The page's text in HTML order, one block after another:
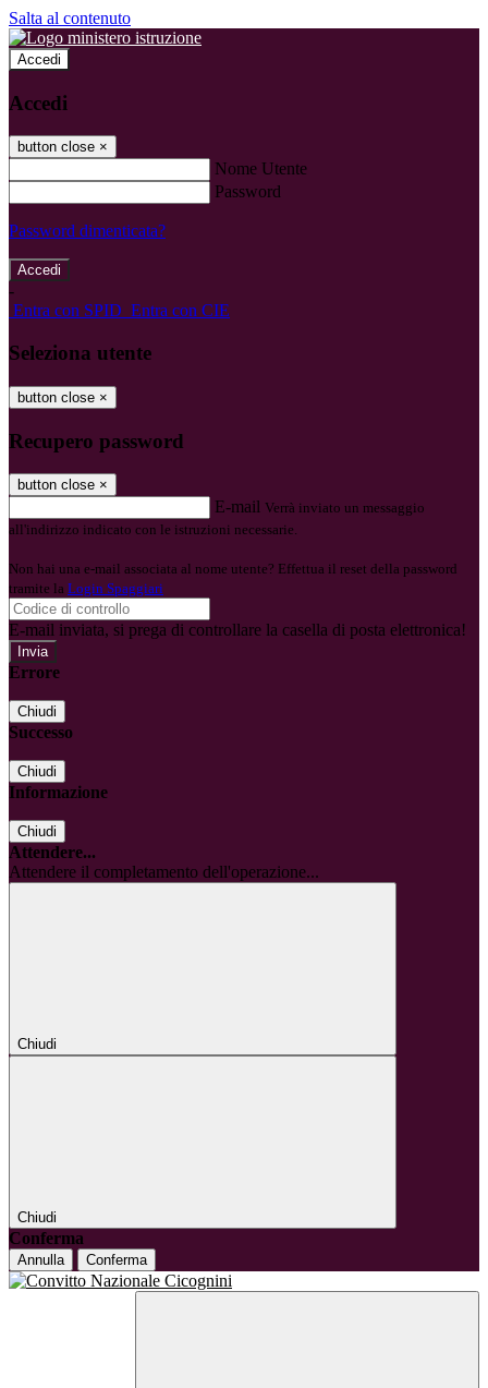
Salta al contenuto
Accedi
Accedi
button close ×
Nome Utente
Password
Password dimenticata?
-
Entra con SPID Entra con CIE
Seleziona utente
button close ×
Recupero password
button close ×
E-mail Verrà inviato un messaggio
all'indirizzo indicato con le istruzioni necessarie.
Non hai una e-mail associata al nome utente? Effettua il reset della password
tramite la Login Spaggiari
E-mail inviata, si prega di controllare la casella di posta elettronica!
Errore
Chiudi
Successo
Chiudi
Informazione
Chiudi
Attendere...
Attendere il completamento dell'operazione...
Chiudi
Chiudi
Conferma
Annulla Conferma